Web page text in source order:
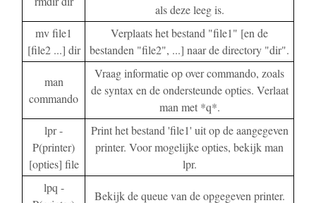
als deze leeg is.
mv file1
[file2 ...] dir
Verplaats het bestand "file1" [en de
bestanden "file2", ...] naar de directory "dir".
man
commando
Vraag informatie op over commando, zoals
de syntax en de ondersteunde opties. Verlaat
man met *q*.
lpr -
P(printer)
[opties] file
Print het bestand 'file1' uit op de aangegeven
printer. Voor mogelijke opties, bekijk man
lpr.
lpq -
Bekijk de queue van de opgegeven printer.